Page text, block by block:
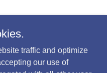
traffic and optimize
our use of